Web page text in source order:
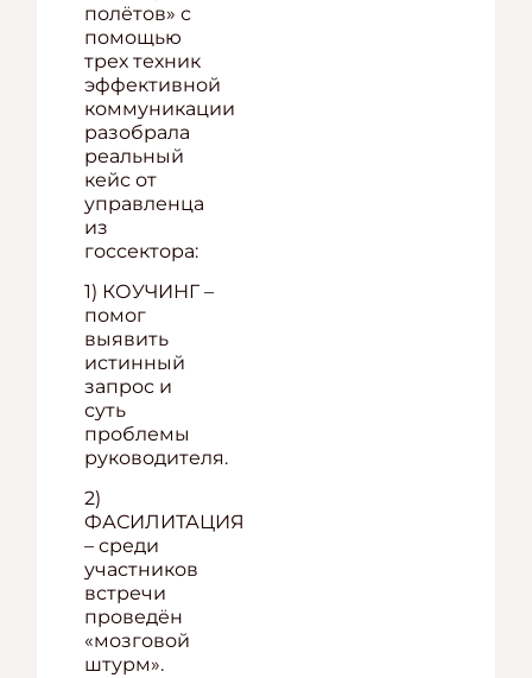
полётов» с
помощью
трех техник
эффективной
коммуникации
разобрала
реальный
кейс от
управленца
из
госсектора:
1) КОУЧИНГ –
помог
выявить
истинный
запрос и
суть
проблемы
руководителя.
2)
ФАСИЛИТАЦИЯ
– среди
участников
встречи
проведён
«мозговой
штурм».